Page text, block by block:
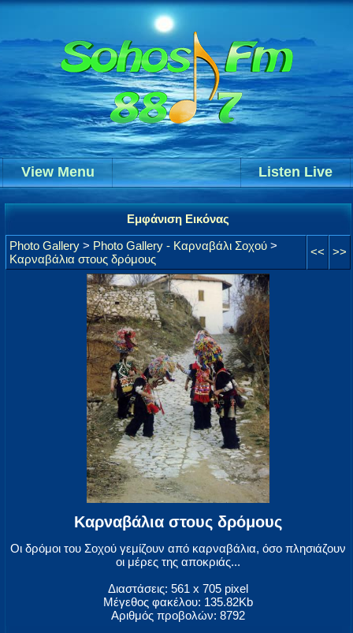
Listen Live
View Menu
Εμφάνιση Εικόνας
Photo Gallery > Photo Gallery - Καρναβάλι Σοχού >
Καρναβάλια στους δρόμους
<< >>
Καρναβάλια στους δρόμους
Οι δρόμοι του Σοχού γεμίζουν από καρναβάλια, όσο πλησιάζουν
οι μέρες της αποκριάς...
Διαστάσεις: 561 x 705 pixel
Μέγεθος φακέλου: 135.82Kb
Αριθμός προβολών: 8792